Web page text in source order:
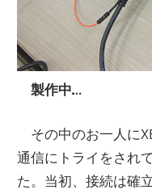
製作中…
その中のお一人に
通信にトライをされ
た。当初、接続は確